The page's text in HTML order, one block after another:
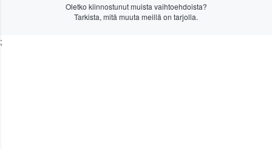
Oletko kiinnostunut muista vaihtoehdoista?
Tarkista, mitä muuta meillä on tarjolla.
;